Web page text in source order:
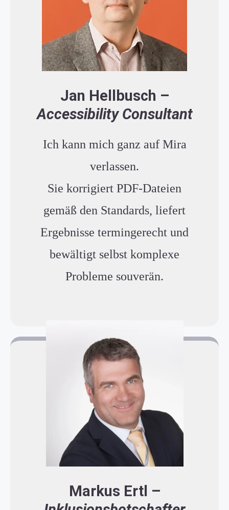
Jan Hellbusch –
Accessibility Consultant
Ich kann mich ganz auf Mira
verlassen.
Sie korrigiert PDF-Dateien
gemäß den Standards, liefert
Ergebnisse termingerecht und
bewältigt selbst komplexe
Probleme souverän.
Markus Ertl –